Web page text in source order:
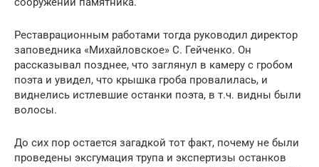
Реставрационным работами тогда руководил директор
заповедника «Михайловское» С. Гейченко. Он
рассказывал позднее, что заглянул в камеру с гробом
поэта и увидел, что крышка гроба провалилась, и
виднелись истлевшие останки поэта, в т.ч. видны были
волосы.
До сих пор остается загадкой тот факт, почему не были
проведены эксгумация трупа и экспертизы останков